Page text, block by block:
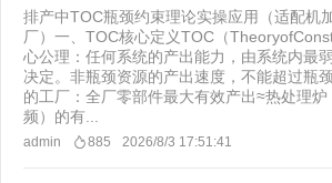
排产中TOC瓶颈约束理论实操应用（适配机
厂）一、TOC核心定义TOC（
心公理：任何系统的产出能力，由系统内最
决定。非瓶颈资源的产出速度，不能超过瓶
的工厂：全厂零部件最大有效产出≈热处理
频）的有...
admin 885 2026/8/3 17:51:41